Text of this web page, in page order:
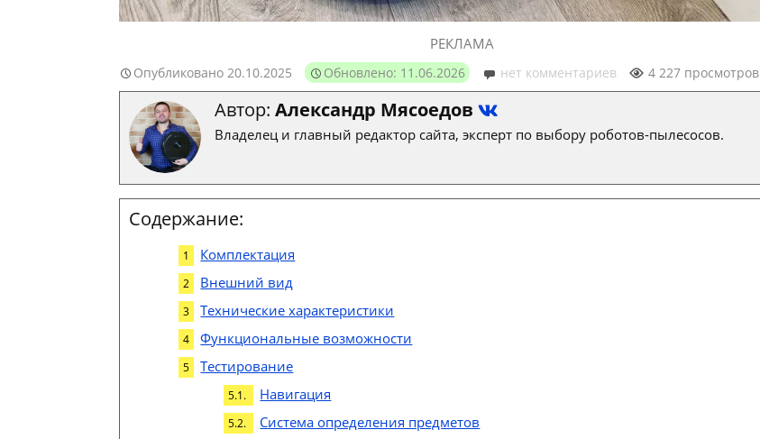
РЕКЛАМА
Опубликовано 20.10.2025 Обновлено: 11.06.2026 нет комментариев 4 227 просмотров
Автор: Александр Мясоедов
Владелец и главный редактор сайта, эксперт по выбору роботов-пылесосов.
Содержание:
Комплектация
Внешний вид
Технические характеристики
Функциональные возможности
Тестирование
Навигация
Система определения предметов